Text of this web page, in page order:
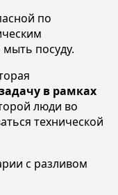
по
посуду.
в рамках
люди во
технической
с разливом